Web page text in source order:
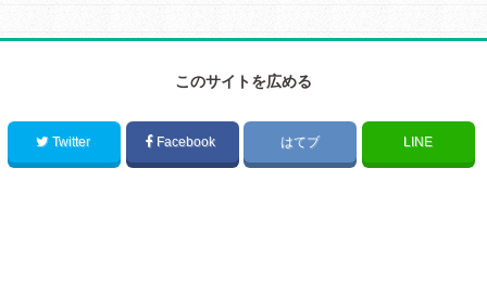
このサイトを広める
Twitter Facebook はてブ LINE